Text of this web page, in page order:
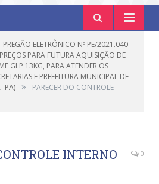
PREGÃO ELETRÔNICO Nº PE/2021.040
PARA FUTURA AQUISIÇÃO DE
GLP 13KG, PARA ATENDER OS
E PREFEITURA MUNICIPAL DE
PA) »
PARECER DO CONTROLE
INTERNO
0